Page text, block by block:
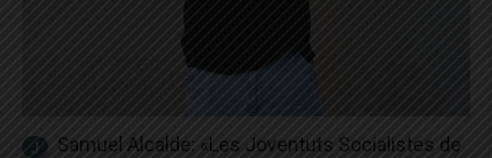
Samuel Alcalde: «Les Joventuts Socialistes de